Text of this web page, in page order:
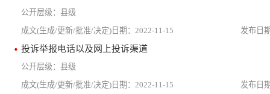
县级
2022-11-15
投诉举报电话以及网上投诉渠道
县级
2022-11-15